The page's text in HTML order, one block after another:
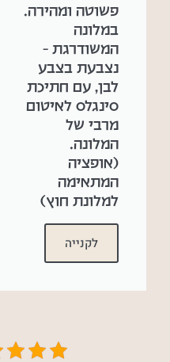
פשוטה ומהירה.
במלונה
המשודרגת –
נצבעת בצבע
לבן, עם חתיכת
סינגלס לאיטום
מרבי של
המלונה.
(אופציה
המתאימה
למלונת חוץ)
לקנייה